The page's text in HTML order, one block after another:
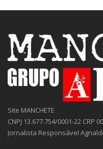
Site MANCHETE
CNPJ 13.677.754/0001-22 CRP
Jornalista Responsável